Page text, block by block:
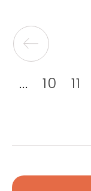
... 10 11